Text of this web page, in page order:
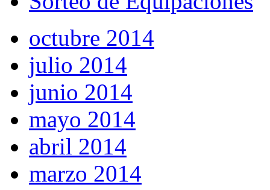
octubre 2014
julio 2014
junio 2014
mayo 2014
abril 2014
marzo 2014